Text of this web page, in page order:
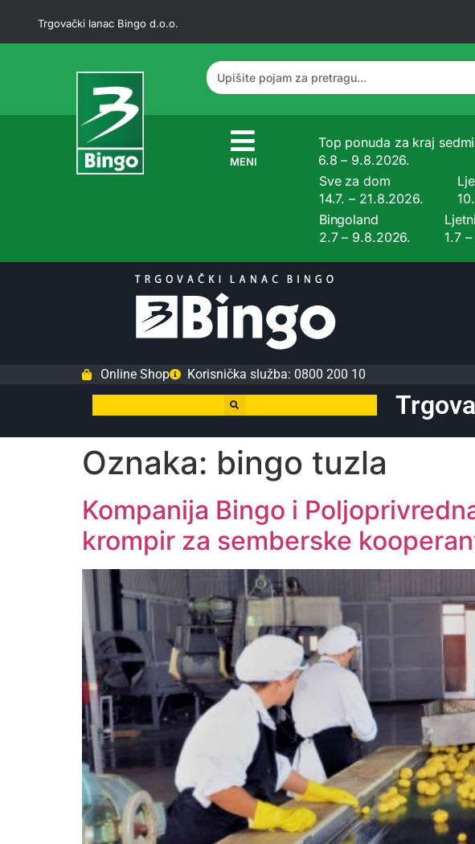
Trgovački lanac Bingo d.o.o.
MENI
Top ponuda za kraj
6.8 – 9.8.2026.
Sve za dom
14.7. – 21.8.2026.
Bingoland
2.7 – 9.8.2026.
1.7
Online Shop Korisnička služba: 0800 200 10
Oznaka: bingo tuzla
Kompanija Bingo i
krompir za semberske